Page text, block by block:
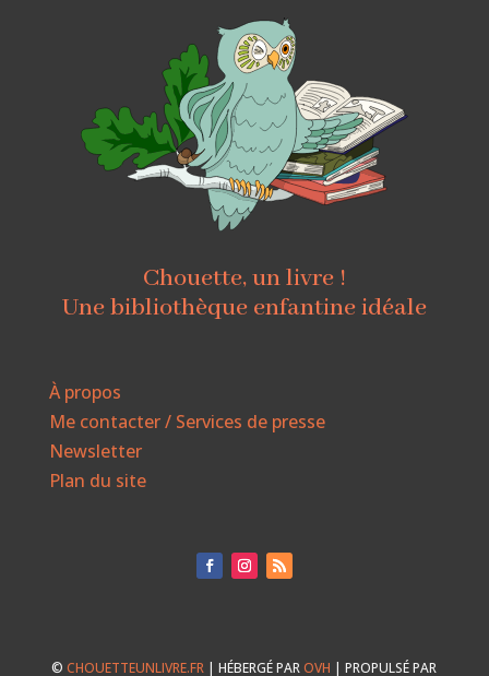
Chouette, un livre !
Une bibliothèque enfantine idéale
À propos
Me contacter / Services de presse
Newsletter
Plan du site
©CHOUETTEUNLIVRE.FR | HÉBERGÉ PAROVH | PROPULSÉ PAR